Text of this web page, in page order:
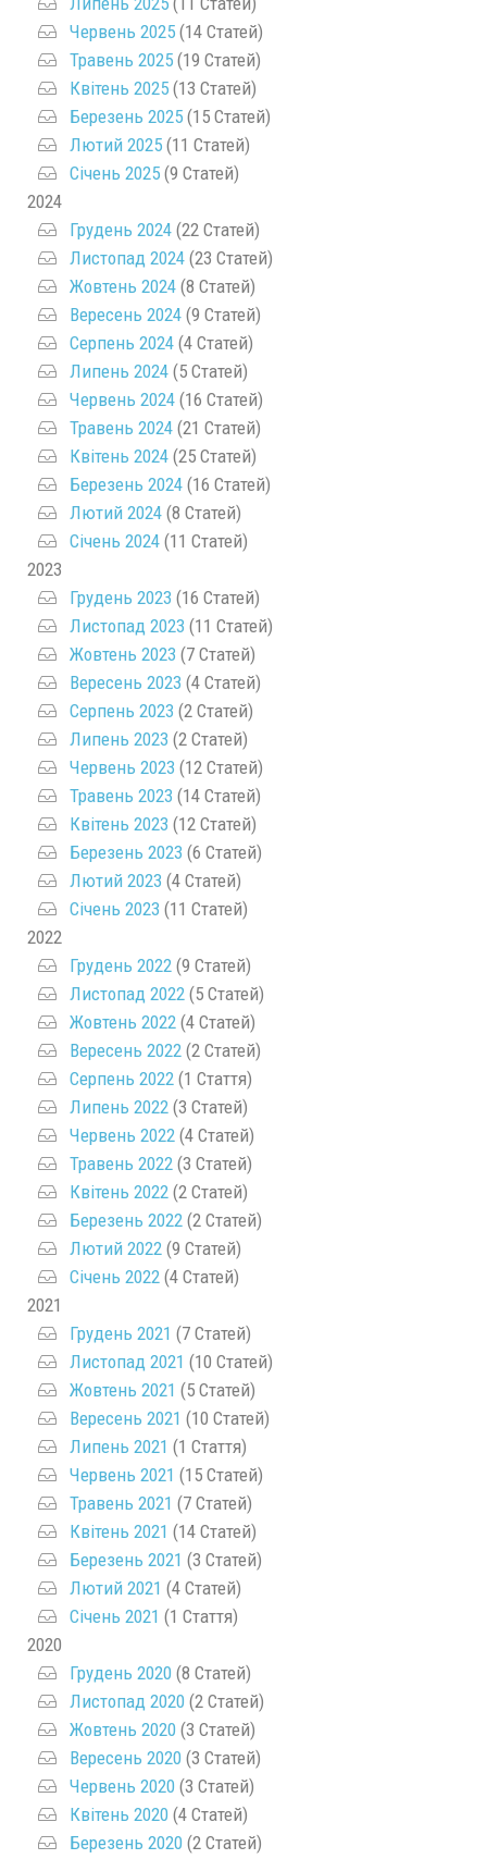
Червень 2025 (14 Статей)
Травень 2025 (19 Статей)
Квітень 2025 (13 Статей)
Березень 2025 (15 Статей)
Лютий 2025 (11 Статей)
Січень 2025 (9 Статей)
2024
Грудень 2024 (22 Статей)
Листопад 2024 (23 Статей)
Жовтень 2024 (8 Статей)
Вересень 2024 (9 Статей)
Серпень 2024 (4 Статей)
Липень 2024 (5 Статей)
Червень 2024 (16 Статей)
Травень 2024 (21 Статей)
Квітень 2024 (25 Статей)
Березень 2024 (16 Статей)
Лютий 2024 (8 Статей)
Січень 2024 (11 Статей)
2023
Грудень 2023 (16 Статей)
Листопад 2023 (11 Статей)
Жовтень 2023 (7 Статей)
Вересень 2023 (4 Статей)
Серпень 2023 (2 Статей)
Липень 2023 (2 Статей)
Червень 2023 (12 Статей)
Травень 2023 (14 Статей)
Квітень 2023 (12 Статей)
Березень 2023 (6 Статей)
Лютий 2023 (4 Статей)
Січень 2023 (11 Статей)
2022
Грудень 2022 (9 Статей)
Листопад 2022 (5 Статей)
Жовтень 2022 (4 Статей)
Вересень 2022 (2 Статей)
Серпень 2022 (1 Стаття)
Липень 2022 (3 Статей)
Червень 2022 (4 Статей)
Травень 2022 (3 Статей)
Квітень 2022 (2 Статей)
Березень 2022 (2 Статей)
Лютий 2022 (9 Статей)
Січень 2022 (4 Статей)
2021
Грудень 2021 (7 Статей)
Листопад 2021 (10 Статей)
Жовтень 2021 (5 Статей)
Вересень 2021 (10 Статей)
Липень 2021 (1 Стаття)
Червень 2021 (15 Статей)
Травень 2021 (7 Статей)
Квітень 2021 (14 Статей)
Березень 2021 (3 Статей)
Лютий 2021 (4 Статей)
Січень 2021 (1 Стаття)
2020
Грудень 2020 (8 Статей)
Листопад 2020 (2 Статей)
Жовтень 2020 (3 Статей)
Вересень 2020 (3 Статей)
Червень 2020 (3 Статей)
Квітень 2020 (4 Статей)
Березень 2020 (2 Статей)